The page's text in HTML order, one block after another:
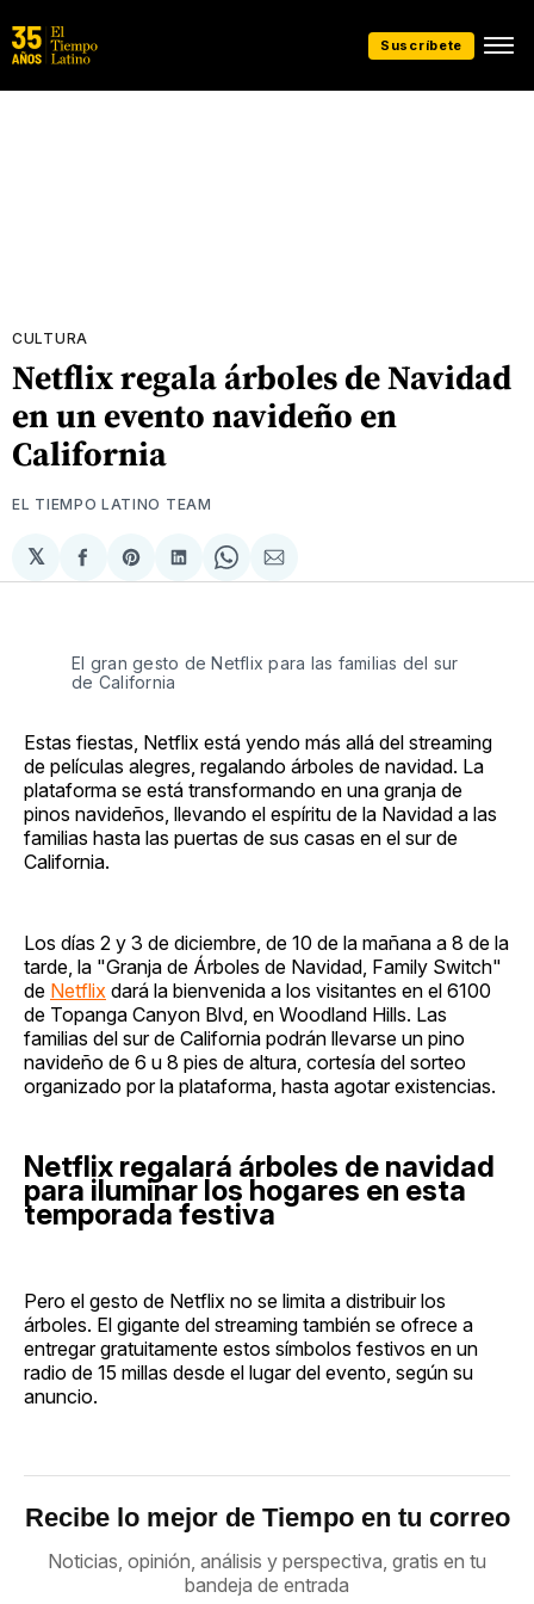
Suscríbete
CULTURA
Netflix regala árboles de Navidad
en un evento navideño en
California
EL TIEMPO LATINO TEAM
𝕏
Compartir
en
Share
on
Compartir
en
Share
on
Compartir
via
El gran gesto de Netflix para las familias del sur
de California
Estas fiestas, Netflix está yendo más allá del streaming
de películas alegres, regalando árboles de navidad. La
plataforma se está transformando en una granja de
pinos navideños, llevando el espíritu de la Navidad a las
familias hasta las puertas de sus casas en el sur de
California.
Los días 2 y 3 de diciembre, de 10 de la mañana a 8 de la
tarde, la "Granja de Árboles de Navidad, Family Switch"
de Netflix dará la bienvenida a los visitantes en el 6100
de Topanga Canyon Blvd, en Woodland Hills. Las
familias del sur de California podrán llevarse un pino
navideño de 6 u 8 pies de altura, cortesía del sorteo
organizado por la plataforma, hasta agotar existencias.
Netflix regalará árboles de navidad
para iluminar los hogares en esta
temporada festiva
Pero el gesto de Netflix no se limita a distribuir los
árboles. El gigante del streaming también se ofrece a
entregar gratuitamente estos símbolos festivos en un
radio de 15 millas desde el lugar del evento, según su
anuncio.
Recibe lo mejor de Tiempo en tu correo
Noticias, opinión, análisis y perspectiva, gratis en tu
bandeja de entrada